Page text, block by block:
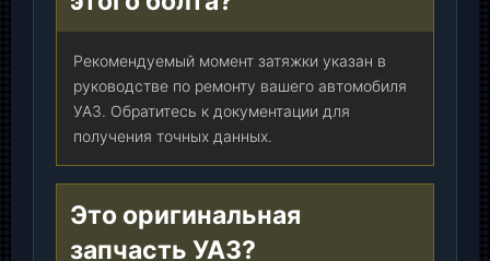
Рекомендуемый момент затяжки указан в
руководстве по ремонту вашего автомобиля
УАЗ. Обратитесь к документации для
получения точных данных.
Это оригинальная
запчасть УАЗ?